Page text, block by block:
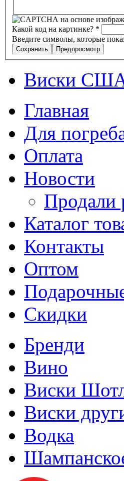
Какой код на картинке? *
Введите символы, которые
Виски
Главная
Для
Оплата
Новости
Продали
Каталог
Контакты
Оптом
Скидки
Бренди
Вино
Виски
Виски
Водка